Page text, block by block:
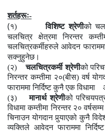
शर्तहरूः-
(१) विशिष्ट श्रेणीको
चलचित्र क्षेत्रमा निरन्तर
चलचित्रकर्मीहरुले आवेदन
सक्नुहुनेछ।
(२)चलचित्रकर्मी श्रेणीको
निरन्तर कम्तीमा २०(बीस) वर्ष
फाराममा निर्दिष्ट कुनै एक
(३)मानार्थ श्रेणीको
विधामा कम्तीमा निरन्तर २०
चिनाउन योगदान पुर्‍याएको कुनै
व्यक्तिले आवेदन फाराममा